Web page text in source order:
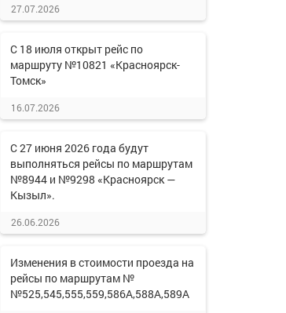
27.07.2026
С 18 июля открыт рейс по
маршруту №10821 «Красноярск-
Томск»
16.07.2026
С 27 июня 2026 года будут
выполняться рейсы по маршрутам
№8944 и №9298 «Красноярск —
Кызыл».
26.06.2026
Изменения в стоимости проезда на
рейсы по маршрутам №
№525,545,555,559,586А,588А,589А